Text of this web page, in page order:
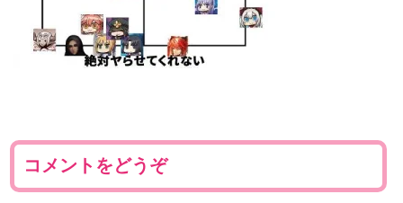
コメントをどうぞ